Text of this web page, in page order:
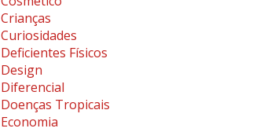
Crianças
Curiosidades
Deficientes Físicos
Design
Diferencial
Doenças Tropicais
Economia